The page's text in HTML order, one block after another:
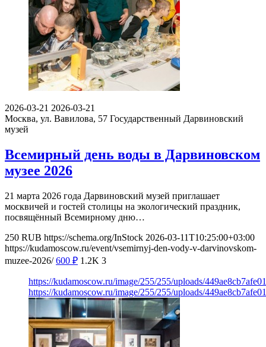
2026-03-21 2026-03-21
Москва, ул. Вавилова, 57 Государственный Дарвиновский
музей
Всемирный день воды в Дарвиновском
музее 2026
21 марта 2026 года Дарвиновский музей приглашает
москвичей и гостей столицы на экологический праздник,
посвящённый Всемирному дню…
250 RUB https://schema.org/InStock 2026-03-11T10:25:00+03:00
https://kudamoscow.ru/event/vsemirnyj-den-vody-v-darvinovskom-
muzee-2026/ 600 ₽ 1.2K 3
https://kudamoscow.ru/image/255/255/uploads/
https://kudamoscow.ru/image/255/255/uploads/